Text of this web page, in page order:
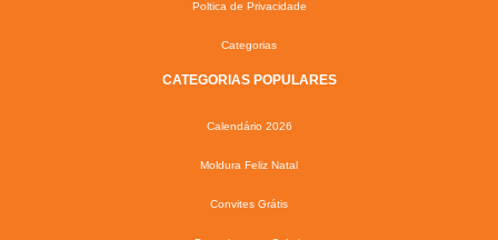
Poltica de Privacidade
Categorias
CATEGORIAS POPULARES
Calendário 2026
Moldura Feliz Natal
Convites Grátis